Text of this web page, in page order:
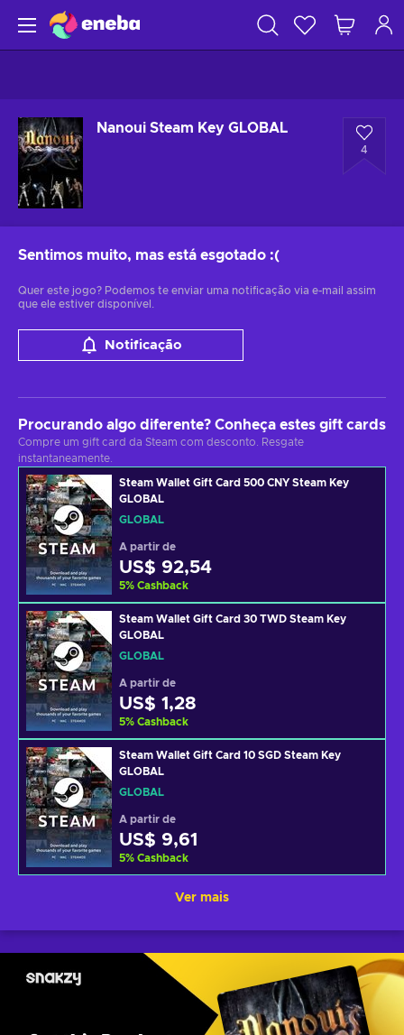
Nanoui Steam Key GLOBAL
4
Sentimos muito, mas está esgotado :(
Quer este jogo? Podemos te enviar uma notificação via e-mail assim
que ele estiver disponível.
Notificação
Procurando algo diferente? Conheça estes gift cards
Compre um gift card da Steam com desconto. Resgate
instantaneamente.
Steam Wallet Gift Card 500 CNY Steam Key
GLOBAL
GLOBAL
A partir de
US$ 92,54
5% Cashback
Steam Wallet Gift Card 30 TWD Steam Key
GLOBAL
GLOBAL
A partir de
US$ 1,28
5% Cashback
Steam Wallet Gift Card 10 SGD Steam Key
GLOBAL
GLOBAL
A partir de
US$ 9,61
5% Cashback
Ver mais